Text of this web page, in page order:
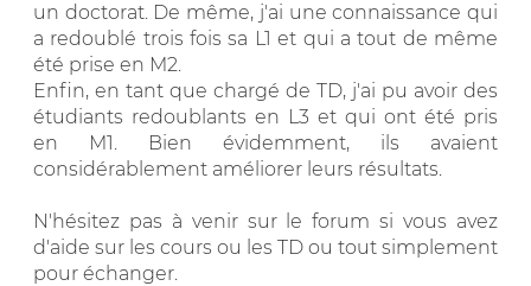
un doctorat. De même, j'ai une connaissance qui
a redoublé trois fois sa L1 et qui a tout de même
été prise en M2.
Enfin, en tant que chargé de TD, j'ai pu avoir des
étudiants redoublants en L3 et qui ont été pris
en M1. Bien évidemment, ils avaient
considérablement améliorer leurs résultats.
N'hésitez pas à venir sur le forum si vous avez
d'aide sur les cours ou les TD ou tout simplement
pour échanger.